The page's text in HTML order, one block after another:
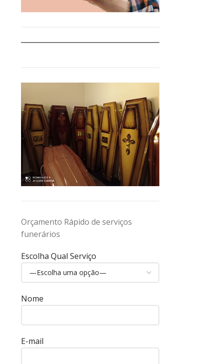
Orçamento Rápido de serviços
funerários
Escolha Qual Serviço
Nome
E-mail